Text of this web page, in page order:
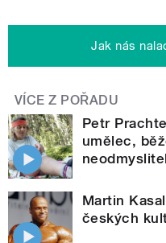
Jak nás
VÍCE Z POŘADU
Petr
umělec,
Martin
českých